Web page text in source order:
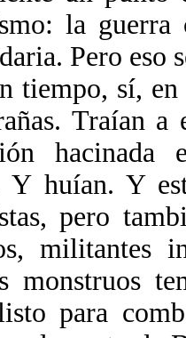
la
Pero eso
tiempo, sí,
Traían a
hacinada
Y huían. Y
pero
militantes
monstruos
para